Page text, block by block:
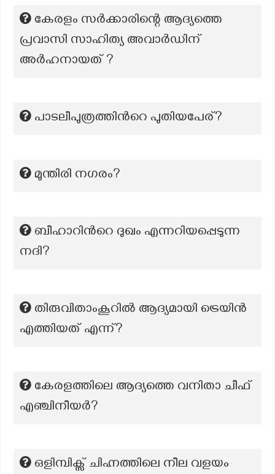
കേരളം സർക്കാരിന്റെ ആദ്യത്തെ
പ്രവാസി സാഹിത്യ അവാർഡിന്
അർഹനായത് ?
പാടലീപുത്രത്തിന്‍റെ പുതിയപേര്?
മുന്തിരി നഗരം?
ബീഹാറിന്‍റെ ദുഖം എന്നറിയപ്പെടുന്ന
നദി?
തിരുവിതാംകൂറിൽ ആദ്യമായി ട്രെയിൻ
എത്തിയത് എന്ന്?
കേരളത്തിലെ ആദ്യത്തെ വനിതാ ചീഫ്
എഞ്ചിനീയർ?
ഒളിമ്പിക്സ് ചിഹ്നത്തിലെ നീല വളയം